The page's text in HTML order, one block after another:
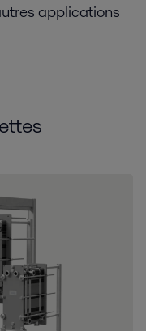
applications